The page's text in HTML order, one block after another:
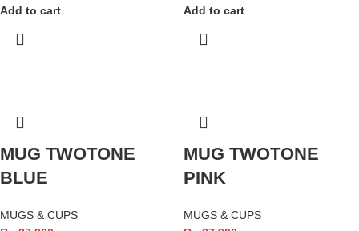
rumah, hotel, resto maupun café.
Add to cart
Anda. Selain itu juga dilengkapi
Add to cart
MUG TWOTONE
BLUE
MUGS & CUPS
MUG TWOTONE
PINK
MUGS & CUPS